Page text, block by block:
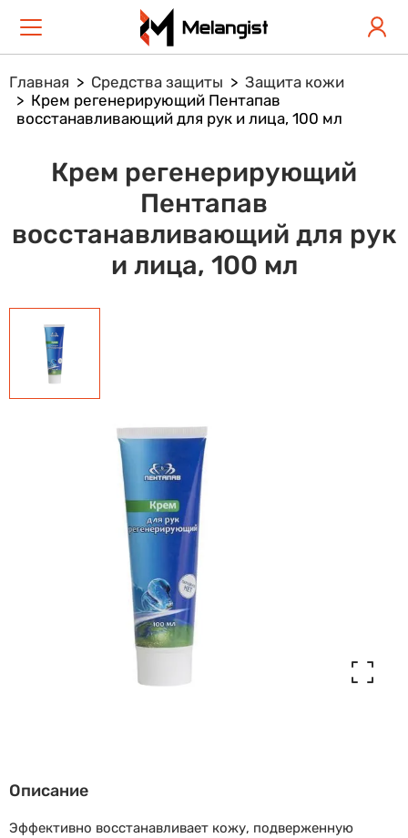
Главная Средства защиты
Защита кожи
Крем регенерирующий Пентапав
восстанавливающий для рук и лица, 100 мл
Крем регенерирующий
Пентапав
восстанавливающий для рук
и лица, 100 мл
Описание
Эффективно восстанавливает кожу, подверженную